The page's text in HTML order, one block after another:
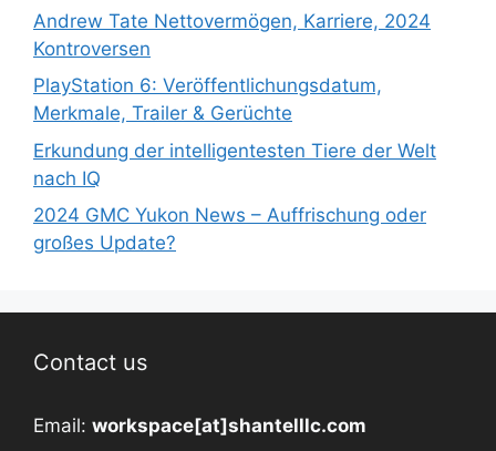
Andrew Tate Nettovermögen, Karriere, 2024
Kontroversen
PlayStation 6: Veröffentlichungsdatum,
Merkmale, Trailer & Gerüchte
Erkundung der intelligentesten Tiere der Welt
nach IQ
2024 GMC Yukon News – Auffrischung oder
großes Update?
Contact us
Email: workspace[at]shantelllc.com